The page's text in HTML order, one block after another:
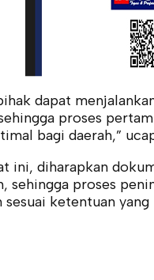
dapat
proses
bagi daerah,”
ini, diharapkan
proses
ketentuan yang